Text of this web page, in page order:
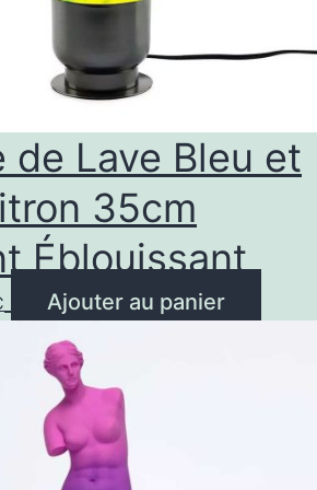
choisies
de Lave Bleu et
35cm
Éblouissant
Ajouter au panier